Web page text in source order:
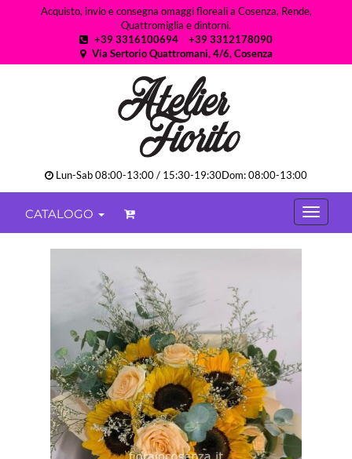
Acquisto, invio e consegna omaggi floreali a Cosenza, Rende,
Quattromiglia e dintorni.
+39 3316100694
+39 3312178090
Via Sertorio Quattromani, 4/6, Cosenza
Lun-Sab 08:00-13:00 / 15:30-19:30Dom: 08:00-13:00
CATALOGO